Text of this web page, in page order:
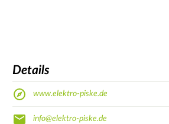
Details
www.elektro-piske.de
info@elektro-piske.de